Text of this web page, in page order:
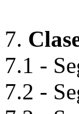
7.
7.1 -
7.2 -